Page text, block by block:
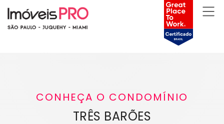
CONHEÇA O CONDOMÍNIO
TRÊS BARÕES